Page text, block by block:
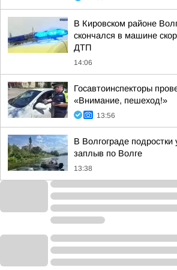
В Кировском районе
скончался в машине
ДТП
14:06
Госавтоинспекторы
«Внимание, пешеход!»
13:56
В Волгограде подростки
заплыв по Волге
13:38